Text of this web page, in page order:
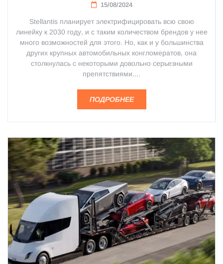
15/08/2024
Stellantis планирует электрифицировать всю свою
линейку к 2030 году, и с таким количеством брендов у нее
много возможностей для этого. Но, как и у большинства
других крупных автомобильных конгломератов, она
столкнулась с некоторыми довольно серьезными
препятствиями....
ПОДРОБНЕЕ